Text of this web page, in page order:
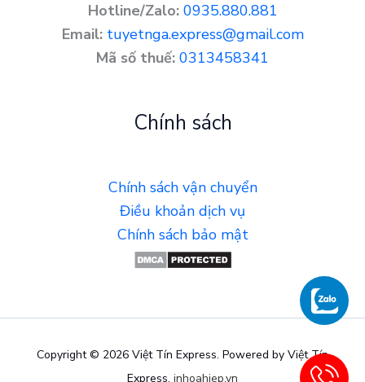
Hotline/Zalo: 0935.880.881
Email: tuyetnga.express@gmail.com
Mã số thuế: 0313458341
Chính sách
Chính sách vận chuyển
Điều khoản dịch vụ
Chính sách bảo mật
Copyright © 2026 Việt Tín Express. Powered by Việt Tín
Express. inhoahiep.vn